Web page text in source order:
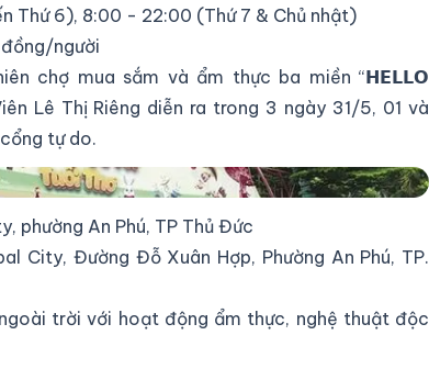
Thứ 6), 8:00 - 22:00 (Thứ 7 & Chủ nhật)
người
chợ mua sắm và ẩm thực ba miền “𝗛𝗘𝗟𝗟𝗢
Lê Thị Riêng diễn ra trong 3 ngày 31/5, 01 và
tự do.
phường An Phú, TP Thủ Đức
City, Đường Đỗ Xuân Hợp, Phường An Phú, TP.
trời với hoạt động ẩm thực, nghệ thuật độc